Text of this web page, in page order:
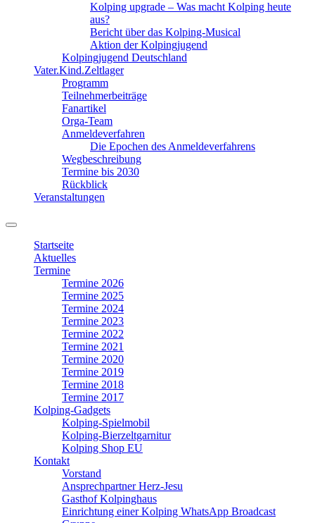
Kolping upgrade – Was macht Kolping heute
aus?
Bericht über das Kolping-Musical
Aktion der Kolpingjugend
Kolpingjugend Deutschland
Vater.Kind.Zeltlager
Programm
Teilnehmerbeiträge
Fanartikel
Orga-Team
Anmeldeverfahren
Die Epochen des Anmeldeverfahrens
Wegbeschreibung
Termine bis 2030
Rückblick
Veranstaltungen
Suchfeld
ein-/ausblenden
Startseite
Aktuelles
Termine
Termine 2026
Termine 2025
Termine 2024
Termine 2023
Termine 2022
Termine 2021
Termine 2020
Termine 2019
Termine 2018
Termine 2017
Kolping-Gadgets
Kolping-Spielmobil
Kolping-Bierzeltgarnitur
Kolping Shop EU
Kontakt
Vorstand
Ansprechpartner Herz-Jesu
Gasthof Kolpinghaus
Einrichtung einer Kolping WhatsApp Broadcast